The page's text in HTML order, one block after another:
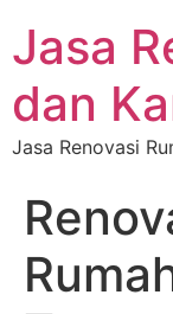
Jasa
dan
Jasa Renovasi